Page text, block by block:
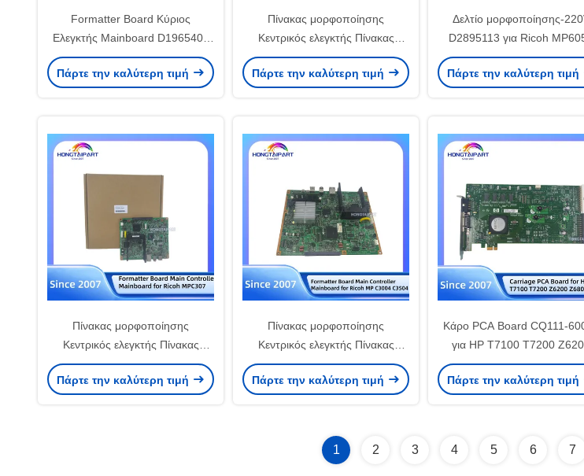
Formatter Board Κύριος
Ελεγκτής Mainboard D1965402
για Ricoh MPC306
HONGTAIPART Ανταλλακτικά
Πάρτε την καλύτερη τιμή
Πίνακας μορφοποίησης
Κεντρικός ελεγκτής Πίνακας
D0A45776 για Ricoh IM430
HONGTAIPART
Πάρτε την καλύτερη τιμή
Δελτίο μορφοποίησης-
D2895113 για Ricoh
Πάρτε την καλύτερη τιμή
Πίνακας μορφοποίησης
Κεντρικός ελεγκτής Πίνακας
D2975414 για το Ricoh MP C307
Πάρτε την καλύτερη τιμή
Πίνακας μορφοποίησης
Κεντρικός ελεγκτής Πίνακας
D2445603 για Ricoh MP C3004
C3504
Πάρτε την καλύτερη τιμή
Κάρο PCA Board CQ111-
για HP T7100 T7200
Z6800
Πάρτε την καλύτερη τιμή
1 2 3 4 5 6 7